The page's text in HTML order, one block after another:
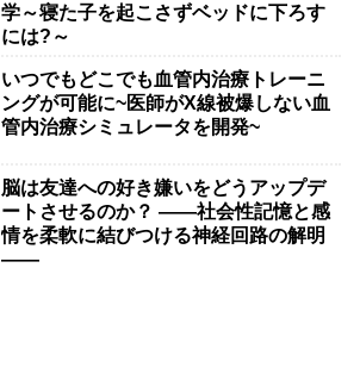
学～寝た子を起こさずベッドに下ろす
には?～
いつでもどこでも血管内治療トレーニ
ングが可能に~医師がX線被爆しない血
管内治療シミュレータを開発~
脳は友達への好き嫌いをどうアップデ
ートさせるのか？ ――社会性記憶と感
情を柔軟に結びつける神経回路の解明
――